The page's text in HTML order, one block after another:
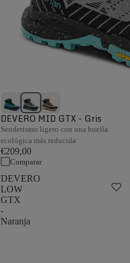
DEVERO MID GTX - Gris
Senderismo ligero con una huella
ecológica más reducida
€209,00
Comparar
DEVERO
LOW
GTX
-
Naranja